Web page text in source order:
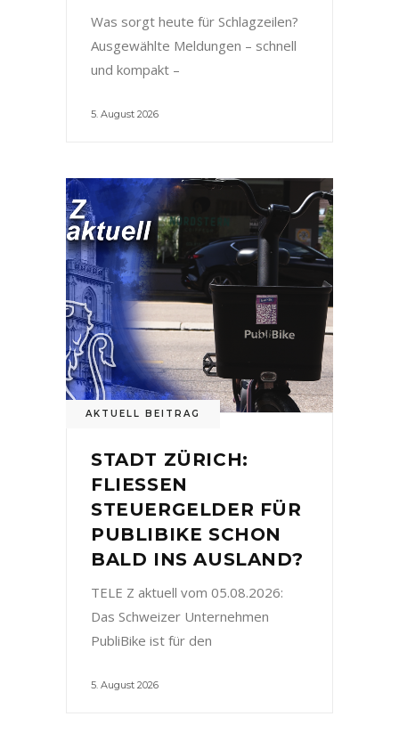
Was sorgt heute für Schlagzeilen?
Ausgewählte Meldungen – schnell
und kompakt –
5. August 2026
AKTUELL BEITRAG
STADT ZÜRICH:
FLIESSEN
STEUERGELDER FÜR
PUBLIBIKE SCHON
BALD INS AUSLAND?
TELE Z aktuell vom 05.08.2026:
Das Schweizer Unternehmen
PubliBike ist für den
5. August 2026